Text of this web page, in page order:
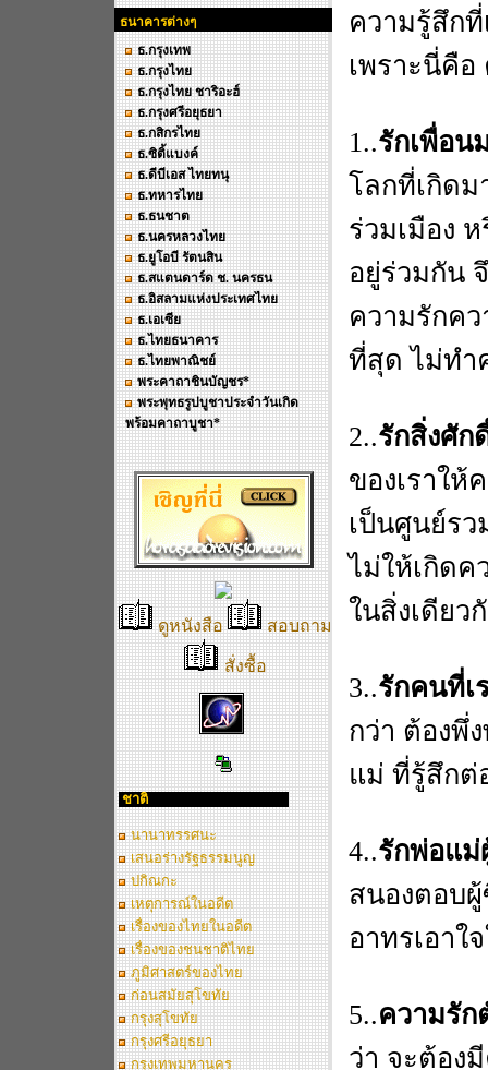
ธนาคารต่างๆ
ธ.กรุงเทพ
ธ.กรุงไทย
ธ.กรุงไทย ชาริอะฮ์
ธ.กรุงศรีอยุธยา
ธ.กสิกรไทย
ธ.ซิติ้แบงค์
ธ.ดีบีเอส ไทยทนุ
ธ.ทหารไทย
ธ.ธนชาต
ธ.นครหลวงไทย
ธ.ยูโอบี รัตนสิน
ธ.สแตนดาร์ด ช. นครธน
ธ.อิสลามแห่งประเทศไทย
ธ.เอเซีย
ธ.ไทยธนาคาร
ธ.ไทยพาณิชย์
พระคาถาชินบัญชร*
พระพุทธรูปบูชาประจำวันเกิด
พร้อมคาถาบูชา*
ดูหนังสือ สอบถาม
สั่งซื้อ
ชาติ
นานาทรรศนะ
เสนอร่างรัฐธรรมนูญ
ปกิณกะ
เหตุการณ์ในอดีต
เรื่องของไทยในอดีต
เรื่องของชนชาติไทย
ภูมิศาสตร์ของไทย
ก่อนสมัยสุโขทัย
กรุงสุโขทัย
กรุงศรีอยุธยา
กรุงเทพมหานคร
ความรู้สึกที่
เพราะนี่คื
1..รักเพื่อ
โลกที่เกิด
ร่วมเมือง
อยู่ร่วมกัน
ความรักคว
ที่สุด ไม่ทำ
2..รักสิ่งศัก
ของเราให้
เป็นศูนย์ร
ไม่ให้เกิดค
ในสิ่งเดียว
3..รักคนที่เ
กว่า ต้องพึ่
แม่ ที่รู้สึกต่
4..รักพ่อแม่
สนองตอบ
อาทรเอาใ
5..ความรัก
ว่า จะต้อง